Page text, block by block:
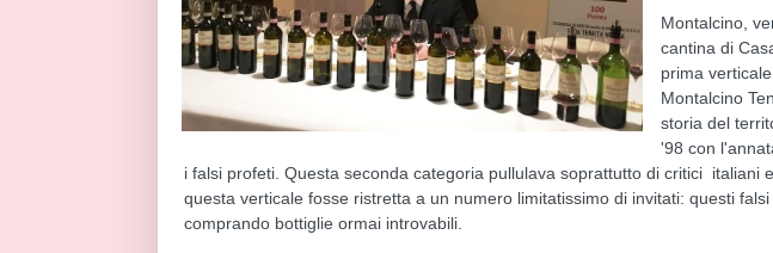
Montalcino,
cantina di
prima
Montalcino
storia del
'98 con
i falsi profeti. Questa seconda categoria pullulava soprattutto di critici italiani
questa verticale fosse ristretta a un numero limitatissimo di invitati: questi
comprando bottiglie ormai introvabili.